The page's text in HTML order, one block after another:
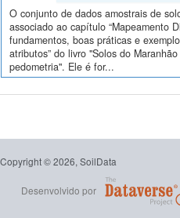
O conjunto de dados amostrais de
associado ao capítulo “Mapeamento
fundamentos, boas práticas e
atributos” do livro "Solos do
pedometria". Ele é for...
Copyright © 2026, SoilData
Desenvolvido por